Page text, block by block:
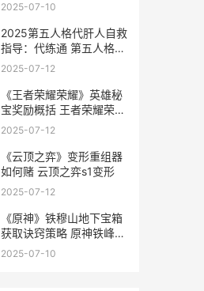
2025-07-10
2025第五人格代肝人自救
指导：代练通 第五人格
2020年新角色
2025-07-12
《王者荣耀荣耀》英雄秘
宝奖励概括 王者荣耀荣耀
印记多少星
2025-07-12
《云顶之弈》变形重组器
如何赌 云顶之弈s1变形
2025-07-12
《原神》铁穆山地下宝箱
获取诀窍策略 原神铁峰剑
怎么获得
2025-07-10